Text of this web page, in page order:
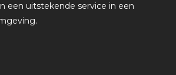
een uitstekende service in een